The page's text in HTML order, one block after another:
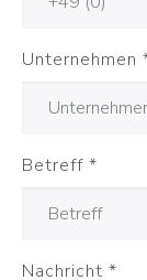
Unternehmen
Betreff *
Nachricht *